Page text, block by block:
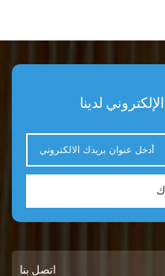
لدينا
اتصل بنا